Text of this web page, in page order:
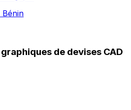
Bénin
de devises CAD